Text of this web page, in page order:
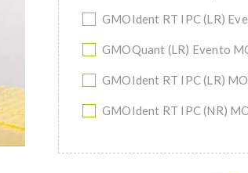
GMOIdent RT IPC (LR)
GMOQuant (LR) Evento
GMOIdent RT IPC (LR)
GMOIdent RT IPC (NR)